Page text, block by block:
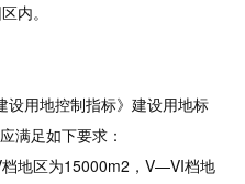
内。
用地控制指标》建设用地标
满足如下要求：
地区为15000m2，V—VI档地